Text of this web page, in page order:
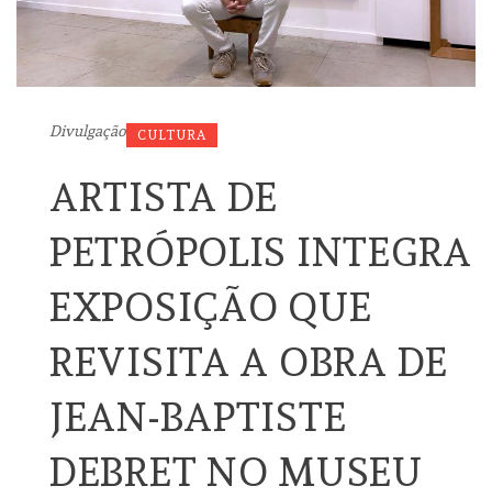
Divulgação CULTURA
ARTISTA DE
PETRÓPOLIS INTEGRA
EXPOSIÇÃO QUE
REVISITA A OBRA DE
JEAN-BAPTISTE
DEBRET NO MUSEU